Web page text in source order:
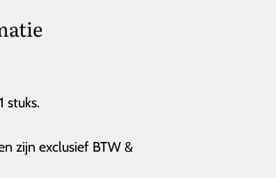
stuks.
zijn exclusief BTW &